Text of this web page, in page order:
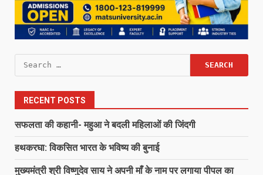
Search
for:
RECENT POSTS
सफलता की कहानी- महुआ ने बदली महिलाओं की जिंदगी
हथकरघा: विकसित भारत के भविष्य की बुनाई
मुख्यमंत्री श्री विष्णुदेव साय ने अपनी माँ के नाम पर लगाया पीपल का